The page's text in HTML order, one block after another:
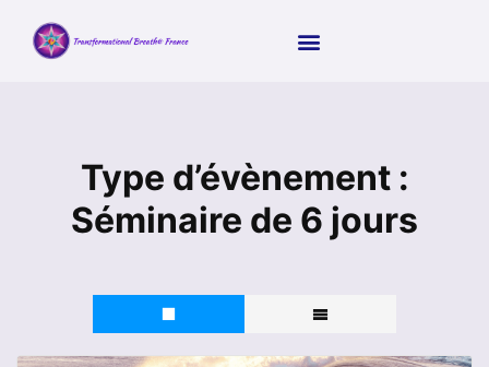
Type d’évènement :
Séminaire de 6 jours